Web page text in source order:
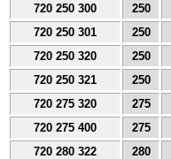
720 250 300
250
720 250 301
250
720 250 320
250
720 250 321
250
720 275 320
275
720 275 400
275
720 280 322
280